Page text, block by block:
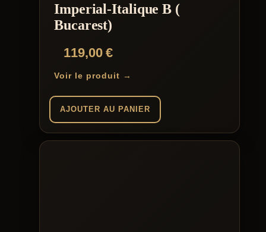
Imperial-Italique B (
Bucarest)
119,00€
Voir le produit →
AJOUTER AU PANIER